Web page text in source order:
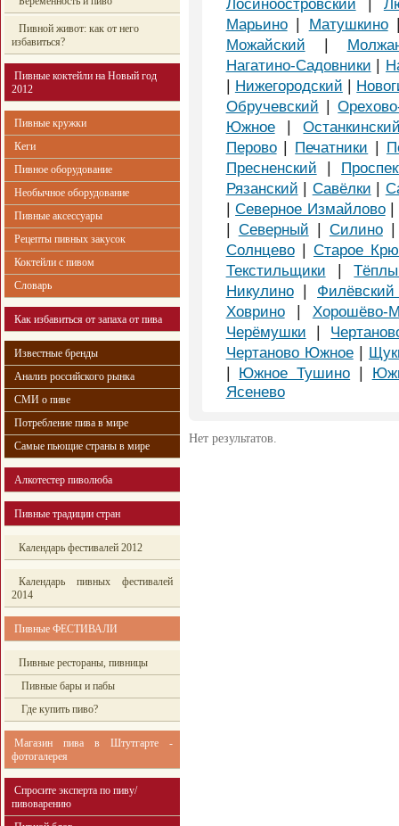
Пивной живот: как от него
избавиться?
Пивные коктейли на Новый год
2012
Пивные кружки
Кеги
Пивное оборудование
Необычное оборудование
Пивные аксессуары
Рецепты пивных закусок
Коктейли с пивом
Словарь
Как избавиться от запаха от пива
Известные бренды
Анализ российского рынка
СМИ о пиве
Потребление пива в мире
Самые пьющие страны в мире
Алкотестер пиволюба
Пивные традиции стран
Календарь фестивалей 2012
Календарь пивных фестивалей
2014
Пивные ФЕСТИВАЛИ
Пивные рестораны, пивницы
Пивные бары и пабы
Где купить пиво?
Магазин пива в Штутгарте -
фотогалерея
Спросите эксперта по пиву/
пивоварению
Лосиноостровский
Марьино| Матушкино
Можайский |
Нагатино-Садовники |
| Нижегородский |
Обручевский |
Южное|
Перово| Печатники |
Пресненский |
Рязанский | Савёлки |
|Северное Измайлово|
| Северный | Силино
Солнцево| Старое
Текстильщики |
Никулино|
Ховрино| Хорошёво-
Черёмушки |
Чертаново Южное|
| Южное Тушино |
Ясенево
Нет результатов.